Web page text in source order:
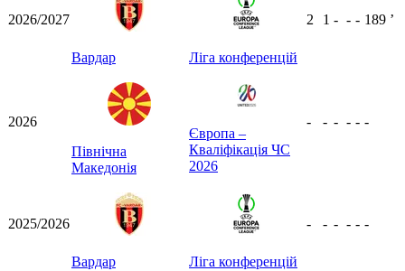
2026/2027
Вардар Ліга конференцій
2 1 - - - 189 ʼ
2026
Північна
Македонія
Європа –
Кваліфікація ЧС
2026
- - - - - -
2025/2026
Вардар Ліга конференцій
- - - - - -